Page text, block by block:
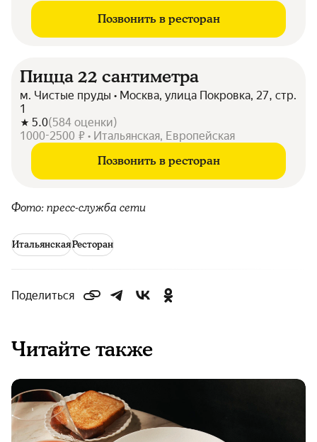
Позвонить в ресторан
Пицца 22 сантиметра
м. Чистые пруды • Москва, улица Покровка, 27, стр.
1
5.0(584 оценки)
1000-2500 ₽ • Итальянская, Европейская
Позвонить в ресторан
Фото: пресс-служба сети
ИтальянскаяРесторан
Поделиться
Читайте также